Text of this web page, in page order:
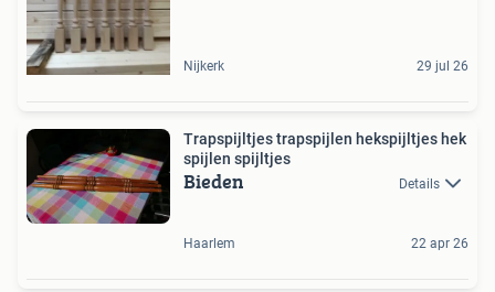
Nijkerk 29 jul 26
Trapspijltjes trapspijlen hekspijltjes hek
spijlen spijltjes
Bieden Details
Haarlem 22 apr 26